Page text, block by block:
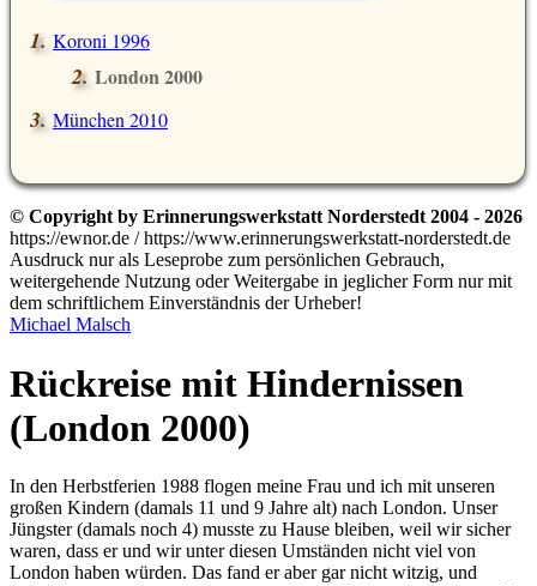
Koroni 1996
London 2000
München 2010
© Copyright by Erinnerungswerkstatt Norderstedt 2004 - 2026
https://ewnor.de / https://www.erinnerungswerkstatt-norderstedt.de
Ausdruck nur als Leseprobe zum persönlichen Gebrauch,
weitergehende Nutzung oder Weitergabe in jeglicher Form nur mit
dem schriftlichem Einverständnis der Urheber!
Michael Malsch
Rückreise mit Hindernissen
(London 2000)
In den Herbstferien 1988 flogen meine Frau und ich mit unseren
großen Kindern (damals 11 und 9 Jahre alt) nach London. Unser
Jüngster (damals noch 4) musste zu Hause bleiben, weil wir sicher
waren, dass er und wir unter diesen Umständen nicht viel von
London haben würden. Das fand er aber gar nicht witzig, und